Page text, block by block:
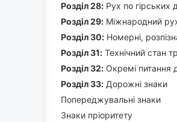
Роздiл 28: Рух по гірських
Роздiл 29: Міжнародний
Роздiл 30: Номерні,
Роздiл 31: Технічний стан
Роздiл 32: Окремі питання
Роздiл 33: Дорожні знаки
Попереджувальні знаки
Знаки пріоритету